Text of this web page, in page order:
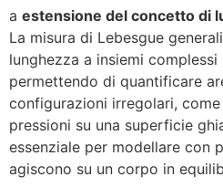
a estensione del concetto di
La misura di Lebesgue
lunghezza a insiemi
permettendo di quantificare
configurazioni irregolari,
pressioni su una superficie
essenziale per modellare con
agiscono su un corpo in